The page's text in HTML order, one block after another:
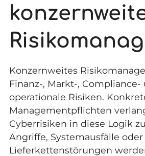
Konzernweites
Finanz-, Markt-, Compliance-
operationale Risiken.
Managementpflichten
Cyberrisiken in diese Logik
Angriffe, Systemausfälle oder
Lieferkettenstörungen